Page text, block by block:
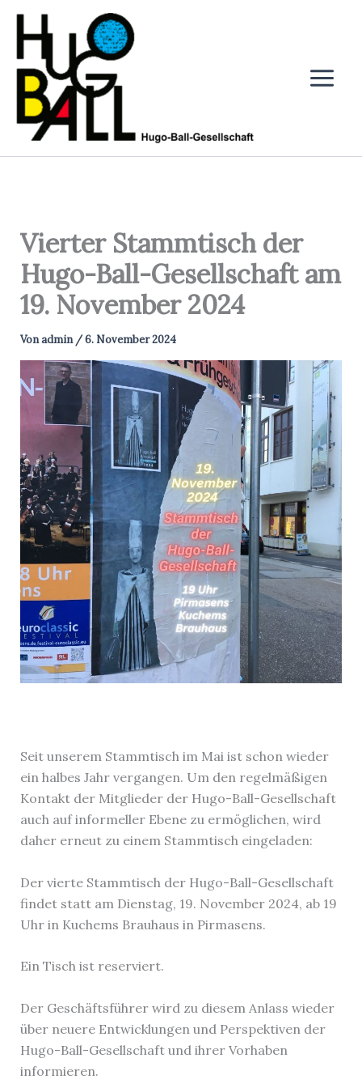
Zum
Inhalt
Vierter Stammtisch der
Hugo-Ball-Gesellschaft am
19. November 2024
Vonadmin /6. November 2024
Seit unserem Stammtisch im Mai ist schon wieder
ein halbes Jahr vergangen. Um den regelmäßigen
Kontakt der Mitglieder der Hugo-Ball-Gesellschaft
auch auf informeller Ebene zu ermöglichen, wird
daher erneut zu einem Stammtisch eingeladen:
Der vierte Stammtisch der Hugo-Ball-Gesellschaft
findet statt am Dienstag, 19. November 2024, ab 19
Uhr in Kuchems Brauhaus in Pirmasens.
Ein Tisch ist reserviert.
Der Geschäftsführer wird zu diesem Anlass wieder
über neuere Entwicklungen und Perspektiven der
Hugo-Ball-Gesellschaft und ihrer Vorhaben
informieren.